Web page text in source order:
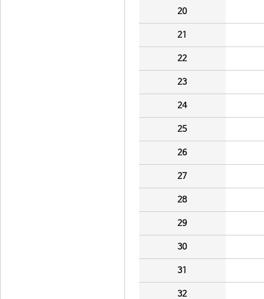
20
21
22
23
24
25
26
27
28
29
30
31
32